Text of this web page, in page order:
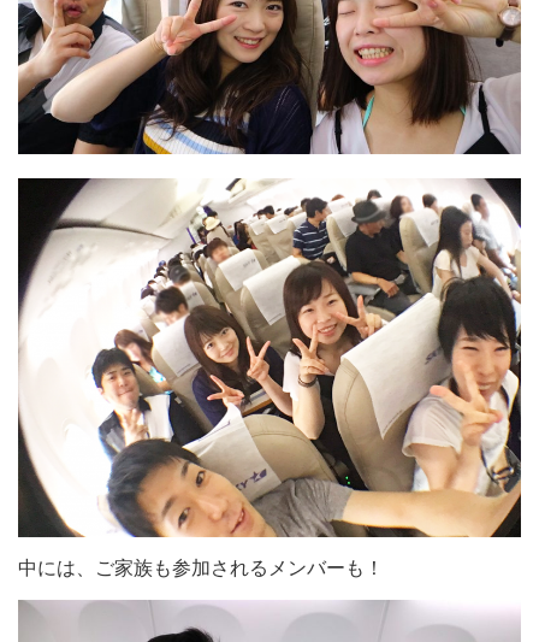
中には、ご家族も参加されるメンバーも！